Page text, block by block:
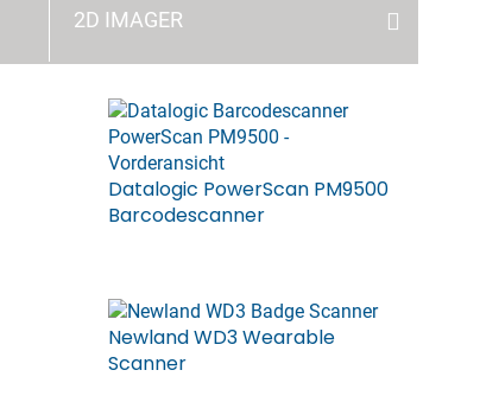
2D IMAGER
Datalogic PowerScan PM9500
Barcodescanner
Newland WD3 Wearable
Scanner